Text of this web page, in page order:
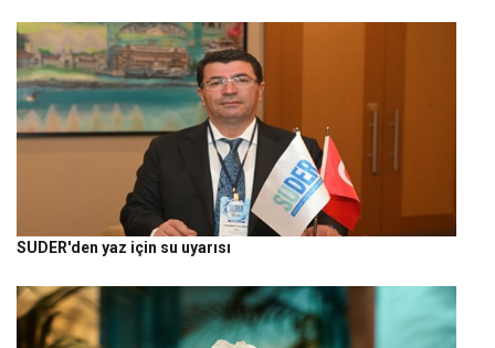
SUDER'den yaz için su uyarısı